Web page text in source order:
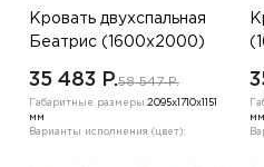
Кровать двухспальная
Беатрис (1600х2000)
35 483 P.58 547 P.
Габаритные размеры:2095х1710х1151
мм
Варианты исполнения (цвет):
мм